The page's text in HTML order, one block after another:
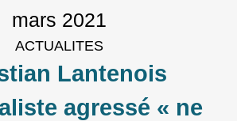
mars 2021
ACTUALITES
Lantenois
agressé « ne